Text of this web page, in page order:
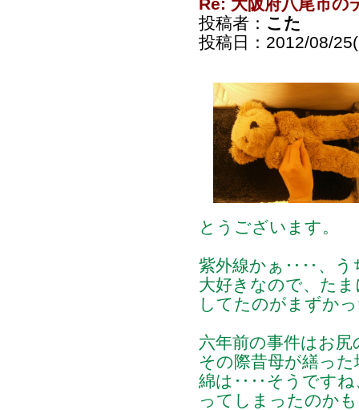
投稿者： こた
投稿日：2012/08/
とうございます。
紫外線かぁ‥‥、う
大好きなので、た
してたのがまずか
六年前の事件はお
その際昔母が繕っ
綿は‥‥そうですね
ってしまったのか